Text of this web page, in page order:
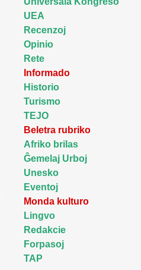
UEA
Recenzoj
Opinio
Rete
Informado
Historio
Turismo
TEJO
Beletra rubriko
Afriko brilas
Ĝemelaj Urboj
Unesko
Eventoj
Monda kulturo
Lingvo
Redakcie
Forpasoj
TAP